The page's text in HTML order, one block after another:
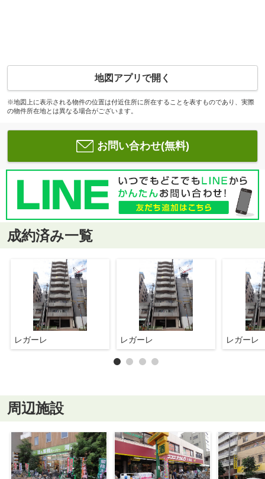
地図アプリで開く
※地図上に表示される物件の位置は付近住所に所在することを表すものであり、実際
の物件所在地とは異なる場合がございます。
お問い合わせ(無料)
成約済み一覧
レガーレ レガーレ レガーレ
周辺施設